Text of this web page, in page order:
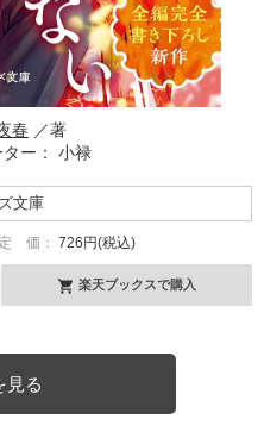
春 ／著
ー： 小禄
文庫
定 価： 726円(税込)
楽天ブックスで購入
見る